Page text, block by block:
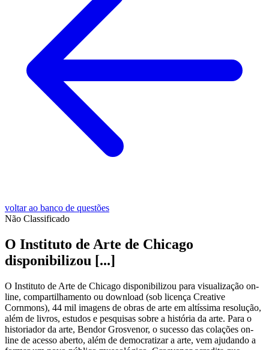
voltar ao banco de questões
Não Classificado
O Instituto de Arte de Chicago
disponibilizou [...]
O Instituto de Arte de Chicago disponibilizou para visualização on-
line, compartilhamento ou download (sob licença Creative
Cornmons), 44 mil imagens de obras de arte em altíssima resolução,
além de livros, estudos e pesquisas sobre a história da arte. Para o
historiador da arte, Bendor Grosvenor, o sucesso das colações on-
line de acesso aberto, além de democratizar a arte, vem ajudando a